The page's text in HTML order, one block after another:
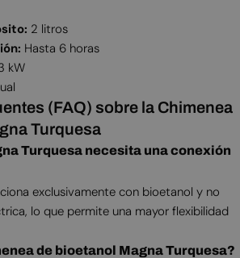
2 litros
Hasta 6 horas
kW
(FAQ) sobre la Chimenea
Turquesa
Turquesa necesita una conexión
exclusivamente con bioetanol y no
lo que permite una mayor flexibilidad
de bioetanol Magna Turquesa?